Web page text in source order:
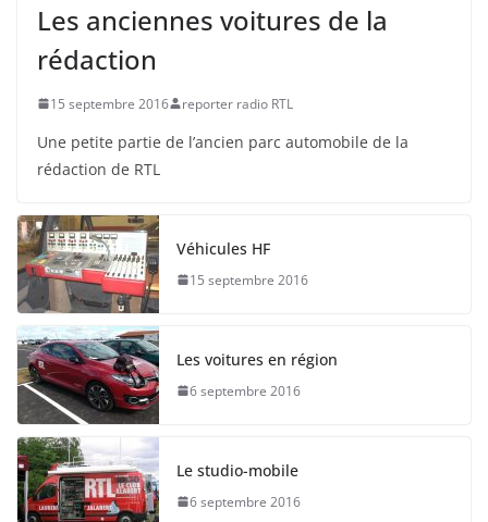
Les anciennes voitures de la
rédaction
15 septembre 2016 reporter radio RTL
Une petite partie de l’ancien parc automobile de la
rédaction de RTL
Véhicules HF
15 septembre 2016
Les voitures en région
6 septembre 2016
Le studio-mobile
6 septembre 2016